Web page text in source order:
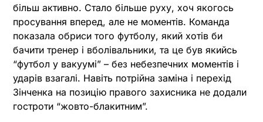
більш активно. Стало більше руху, хоч якогось
просування вперед, але не моментів. Команда
показала обриси того футболу, який хотів би
бачити тренер і вболівальники, та це був якийсь
“футбол у вакуумі” – без небезпечних моментів і
ударів взагалі. Навіть потрійна заміна і перехід
Зінченка на позицію правого захисника не додали
гостроти “жовто-блакитним”.